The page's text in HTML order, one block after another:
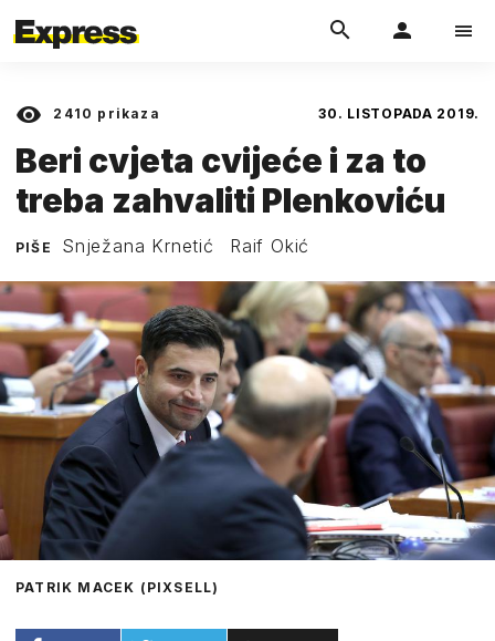
2410 prikaza 30. LISTOPADA 2019.
Beri cvjeta cvijeće i za to
treba zahvaliti Plenkoviću
PIŠE Snježana Krnetić Raif Okić
PATRIK MACEK (PIXSELL)